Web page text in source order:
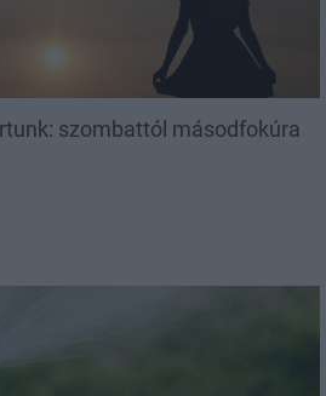
szombattól másodfokúra